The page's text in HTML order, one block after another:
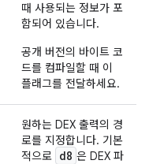
때 사용되는 정보가 포
함되어 있습니다.
공개 버전의 바이트 코
드를 컴파일할 때 이
플래그를 전달하세요.
원하는 DEX 출력의 경
로를 지정합니다. 기본
적으로 d8 은 DEX 파